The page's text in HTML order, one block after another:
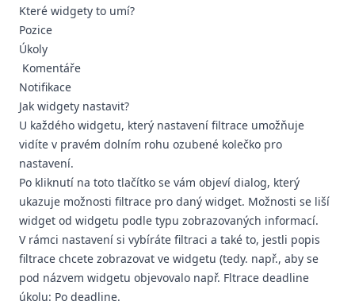
Které widgety to umí?
Pozice
Úkoly
Komentáře
Notifikace
Jak widgety nastavit?
U každého widgetu, který nastavení filtrace umožňuje
vidíte v pravém dolním rohu ozubené kolečko pro
nastavení.
Po kliknutí na toto tlačítko se vám objeví dialog, který
ukazuje možnosti filtrace pro daný widget. Možnosti se liší
widget od widgetu podle typu zobrazovaných informací.
V rámci nastavení si vybíráte filtraci a také to, jestli popis
filtrace chcete zobrazovat ve widgetu (tedy. např., aby se
pod názvem widgetu objevovalo např. Fltrace deadline
úkolu: Po deadline.